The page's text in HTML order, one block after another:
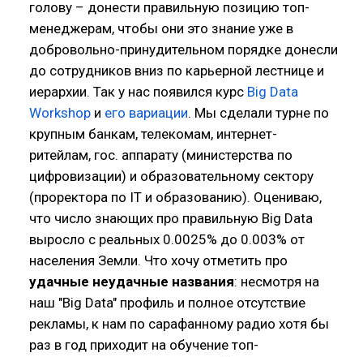
голову – донести правильную позицию топ-
менеджерам, чтобы они это знание уже в
добровольно-принудительном порядке донесли
до сотрудников вниз по карьерной лестнице и
иерархии. Так у нас появился курс Big Data
Workshop и его вариации. Мы сделали турне по
крупным банкам, телекомам, интернет-
ритейлам, гос. аппарату (министерства по
цифровизации) и образовательному сектору
(проректора по IT и образованию). Оцениваю,
что число знающих про правильную Big Data
выросло с реальных 0.0025% до 0.003% от
населения Земли. Что хочу отметить про
удачные неудачные названия: несмотря на
наш "Big Data" профиль и полное отсутствие
рекламы, к нам по сарафанному радио хотя бы
раз в год приходит на обучение топ-